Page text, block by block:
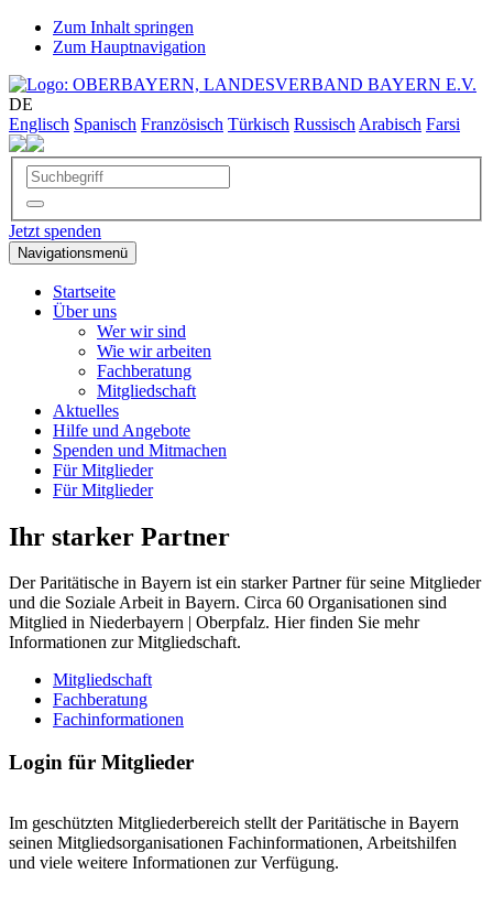
Zum Inhalt springen
Zum Hauptnavigation
DE
Englisch Spanisch Französisch Türkisch Russisch Arabisch Farsi
Jetzt spenden
Navigationsmenü
Startseite
Über uns
Wer wir sind
Wie wir arbeiten
Fachberatung
Mitgliedschaft
Aktuelles
Hilfe und Angebote
Spenden und Mitmachen
Für Mitglieder
Für Mitglieder
Ihr starker Partner
Der Paritätische in Bayern ist ein starker Partner für seine Mitglieder
und die Soziale Arbeit in Bayern. Circa 60 Organisationen sind
Mitglied in Niederbayern | Oberpfalz. Hier finden Sie mehr
Informationen zur Mitgliedschaft.
Mitgliedschaft
Fachberatung
Fachinformationen
Login für Mitglieder
Im geschützten Mitgliederbereich stellt der Paritätische in Bayern
seinen Mitgliedsorganisationen Fachinformationen, Arbeitshilfen
und viele weitere Informationen zur Verfügung.